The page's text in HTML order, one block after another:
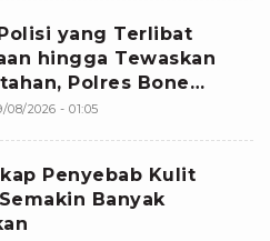
yang Terlibat
hingga Tewaskan
Polres Bone
Rem Blong
08/2026 - 01:05
Penyebab Kulit
Banyak